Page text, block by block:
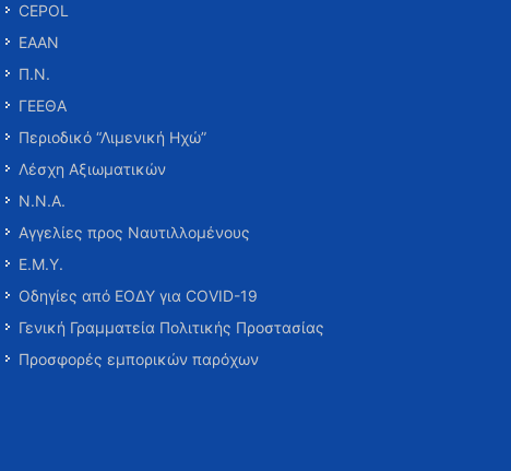
CEPOL
ΕΑΑΝ
Π.Ν.
ΓΕΕΘΑ
Περιοδικό “Λιμενική Ηχώ”
Λέσχη Αξιωματικών
Ν.Ν.Α.
Αγγελίες προς Ναυτιλλομένους
Ε.Μ.Υ.
Οδηγίες από ΕΟΔΥ για COVID-19
Γενική Γραμματεία Πολιτικής Προστασίας
Προσφορές εμπορικών παρόχων